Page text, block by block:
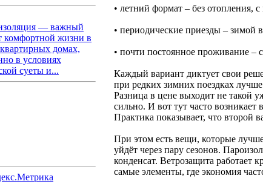
— важный
комфортной жизни в
домах,
в условиях
суеты и...
• летний формат – без отопления, с
• периодические приезды – зимой
• почти постоянное проживание –
Каждый вариант диктует свои
при редких зимних поездках
Разница в цене выходит не такой
сильно. И вот тут часто возникает
Практика показывает, что второй
При этом есть вещи, которые
уйдёт через пару сезонов.
конденсат. Ветрозащита работает
самые элементы, где экономия